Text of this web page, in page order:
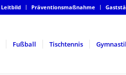
Leitbild Präventionsmaßnahme
Fußball Tischtennis